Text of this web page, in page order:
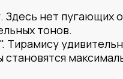
Здесь нет пугающих
тонов.
Тирамису